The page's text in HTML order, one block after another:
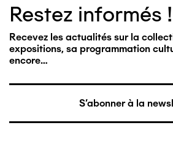
Restez informés !
Recevez les actualités sur la
expositions, sa programmation
encore…
S'abonner à la